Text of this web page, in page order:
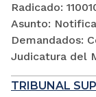
Radicado:
Asunto:
Demandados:
Judicatura del
TRIBUNAL